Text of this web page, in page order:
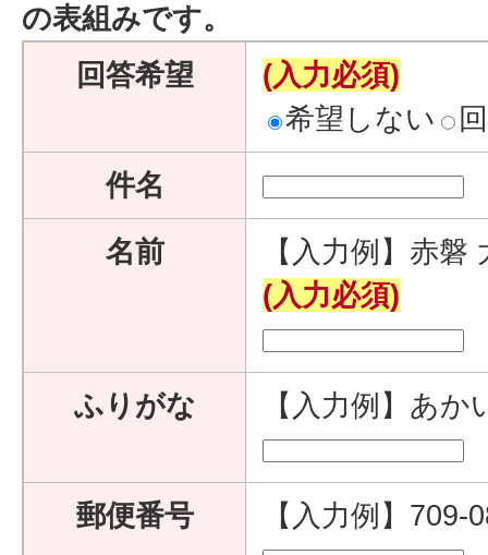
の表組みです。
回答希望
(入力必須)
希望しない
件名
名前
【入力例】赤磐
(入力必須)
ふりがな 【入力例】あ
郵便番号 【入力例】